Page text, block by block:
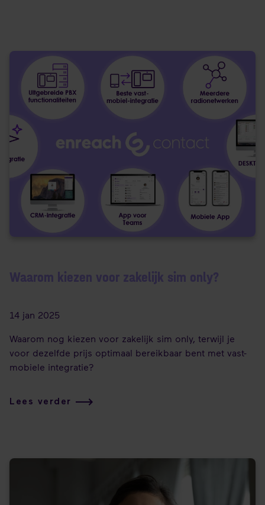
Waarom kiezen voor zakelijk sim only?
14 jan 2025
Waarom nog kiezen voor zakelijk sim only, terwijl je
voor dezelfde prijs optimaal bereikbaar bent met vast-
mobiele integratie?
Lees verder